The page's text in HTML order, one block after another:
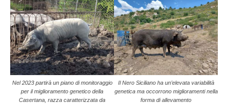
Nel 2023 partirà un piano di monitoraggio
per il miglioramento genetico della
Casertana, razza caratterizzata da
Il Nero Siciliano ha un’elevata variabilità
genetica ma occorrono miglioramenti nella
forma di allevamento